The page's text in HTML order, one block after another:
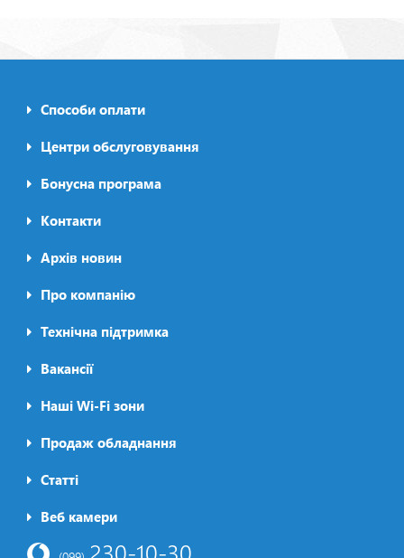
Footer0
menu
Способи оплати
Центри обслуговування
Бонусна програма
Контакти
Архів новин
Футер2
Про компанію
Технічна підтримка
Вакансії
Наші Wi-Fi зони
Продаж обладнання
Футер3
Статті
Веб камери